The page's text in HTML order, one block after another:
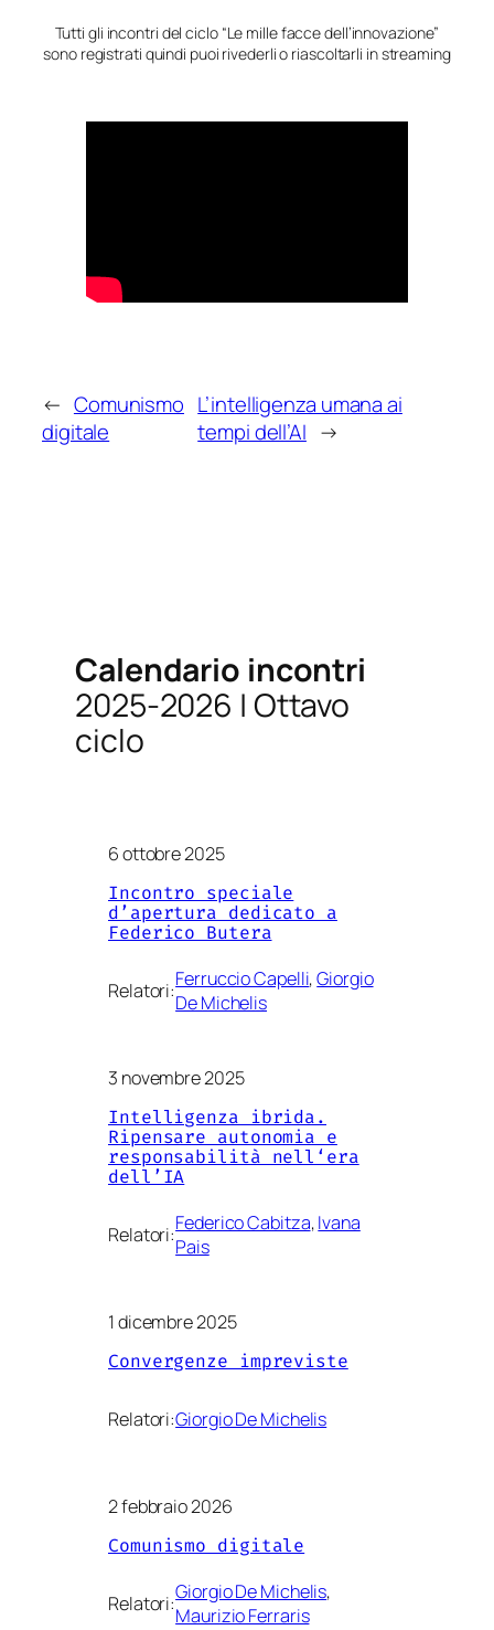
Tutti gli incontri del ciclo “Le mille facce dell’innovazione”
sono registrati quindi puoi rivederli o riascoltarli in streaming
← Comunismo
digitale
L’intelligenza umana ai
tempi dell’AI →
Calendario incontri
2025-2026 | Ottavo
ciclo
6 ottobre 2025
Incontro speciale
d’apertura dedicato a
Federico Butera
Relatori:Ferruccio Capelli, Giorgio
De Michelis
3 novembre 2025
Intelligenza ibrida.
Ripensare autonomia e
responsabilità nell‘era
dell’IA
Relatori:Federico Cabitza, Ivana
Pais
1 dicembre 2025
Convergenze impreviste
Relatori:Giorgio De Michelis
2 febbraio 2026
Comunismo digitale
Relatori:Giorgio De Michelis
Maurizio Ferraris